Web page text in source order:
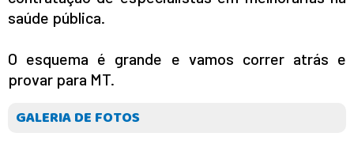
saúde pública.
O esquema é grande e vamos correr atrás e
provar para MT.
GALERIA DE FOTOS
AGRONEGÓCIO
BRASIL
ESPORTES